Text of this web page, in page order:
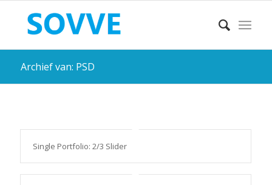
Archief van: PSD
Single Portfolio: 2/3 Slider